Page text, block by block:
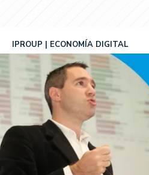
IPROUP ECONOMÍA DIGITAL